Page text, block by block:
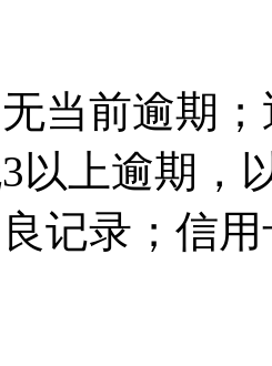
当前逾期
以上逾期，
记录；信